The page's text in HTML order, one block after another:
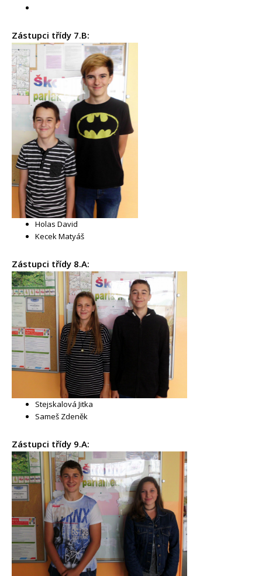
Zástupci třídy 7.B:
Holas David
Kecek Matyáš
Zástupci třídy 8.A:
Stejskalová Jitka
Sameš Zdeněk
Zástupci třídy 9.A: